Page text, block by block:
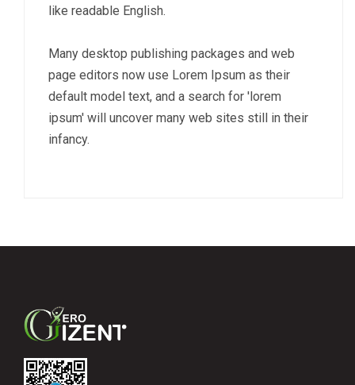
like readable English.
Many desktop publishing packages and web
page editors now use Lorem Ipsum as their
default model text, and a search for 'lorem
ipsum' will uncover many web sites still in their
infancy.